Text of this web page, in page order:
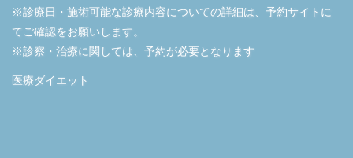
※診療日・施術可能な診療内容についての詳細は、予約サイトに
てご確認をお願いします。
※診察・治療に関しては、予約が必要となります
医療ダイエット